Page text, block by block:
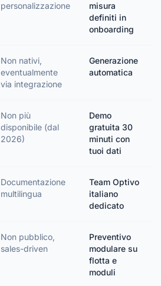
personalizzazione
misura
definiti in
onboarding
Non nativi,
eventualmente
via integrazione
Generazione
automatica
Non più
disponibile (dal
2026)
Demo
gratuita 30
minuti con
tuoi dati
Documentazione
multilingua
Team Optivo
italiano
dedicato
Non pubblico,
sales-driven
Preventivo
modulare su
flotta e
moduli